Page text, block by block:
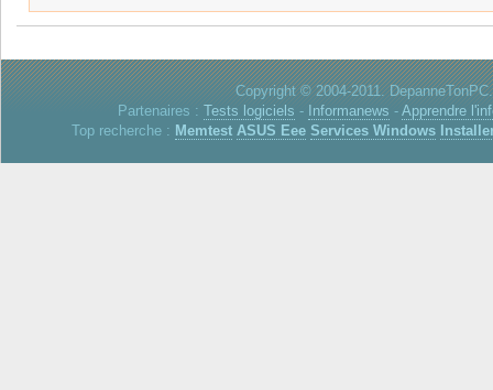
Copyright © 2004-2011.
Partenaires : Tests logiciels - Informanews - Apprendre
Top recherche : Memtest ASUS Eee Services Windows